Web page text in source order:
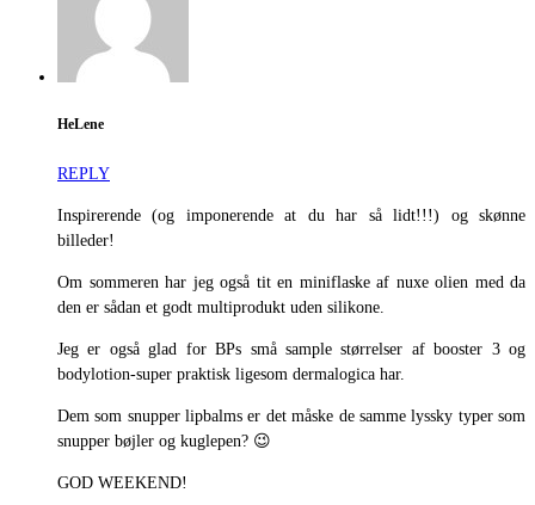
HeLene
REPLY
Inspirerende (og imponerende at du har så lidt!!!) og skønne
billeder!
Om sommeren har jeg også tit en miniflaske af nuxe olien med da
den er sådan et godt multiprodukt uden silikone.
Jeg er også glad for BPs små sample størrelser af booster 3 og
bodylotion-super praktisk ligesom dermalogica har.
Dem som snupper lipbalms er det måske de samme lyssky typer som
snupper bøjler og kuglepen? 😉
GOD WEEKEND!